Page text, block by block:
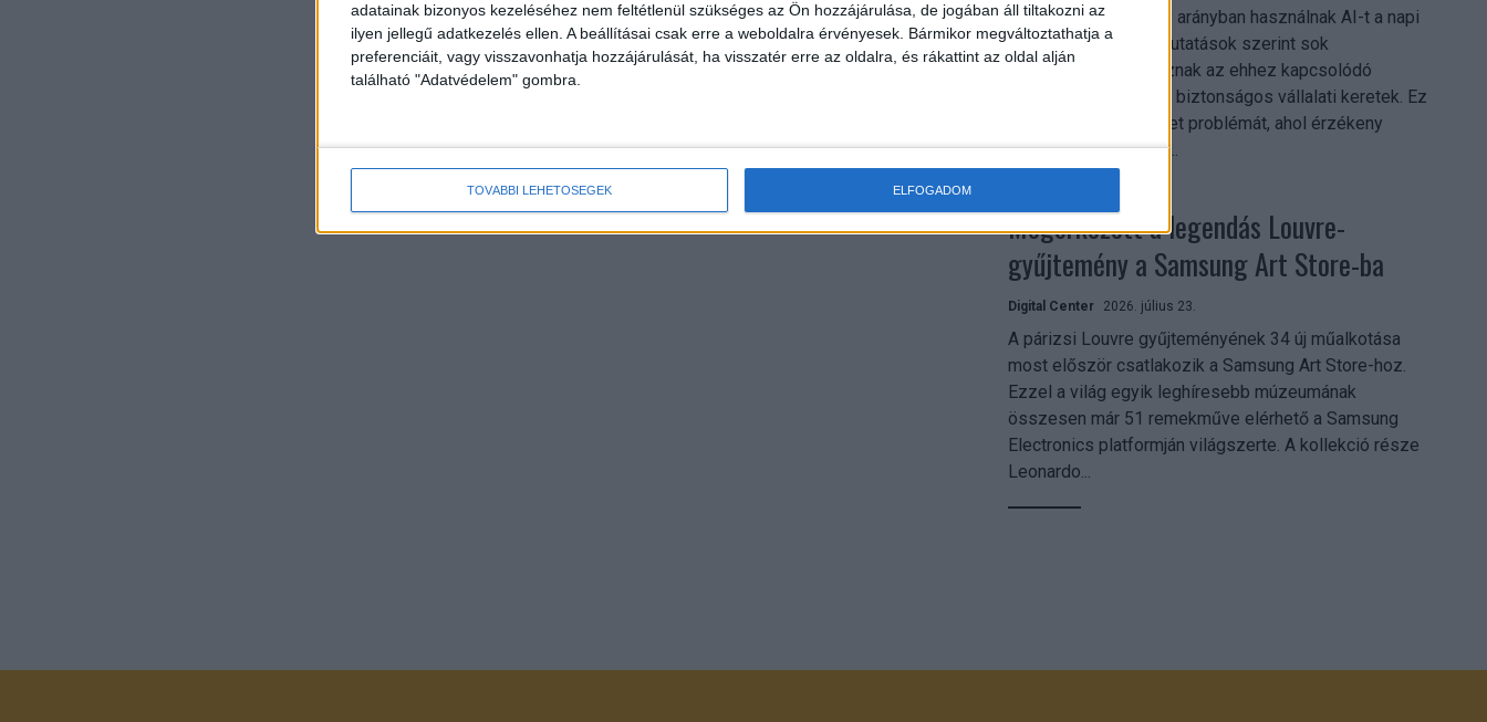
adatainak bizonyos kezeléséhez nem feltétlenül szükséges az Ön hozzájárulása, de jogában áll tiltakozni az
ilyen jellegű adatkezelés ellen. A beállításai csak erre a weboldalra érvényesek. Bármikor megváltoztathatja a
preferenciáit, vagy visszavonhatja hozzájárulását, ha visszatér erre az oldalra, és rákattint az oldal alján
található "Adatvédelem" gombra.
TOVÁBBI LEHETŐSÉGEK ELFOGADOM
A munkavállalók nagy arányban használnak AI-t a napi
munkában, ám friss kutatások szerint sok
szervezetnél hiányoznak az ehhez kapcsolódó
világos irányelvek és biztonságos vállalati keretek. Ez
különösen ott jelenthet problémát, ahol érzékeny
üzleti információkkal...
Megérkezett a legendás Louvre-
gyűjtemény a Samsung Art Store-ba
Digital Center 2026. július 23.
A párizsi Louvre gyűjteményének 34 új műalkotása
most először csatlakozik a Samsung Art Store-hoz.
Ezzel a világ egyik leghíresebb múzeumának
összesen már 51 remekműve elérhető a Samsung
Electronics platformján világszerte. A kollekció része
Leonardo...